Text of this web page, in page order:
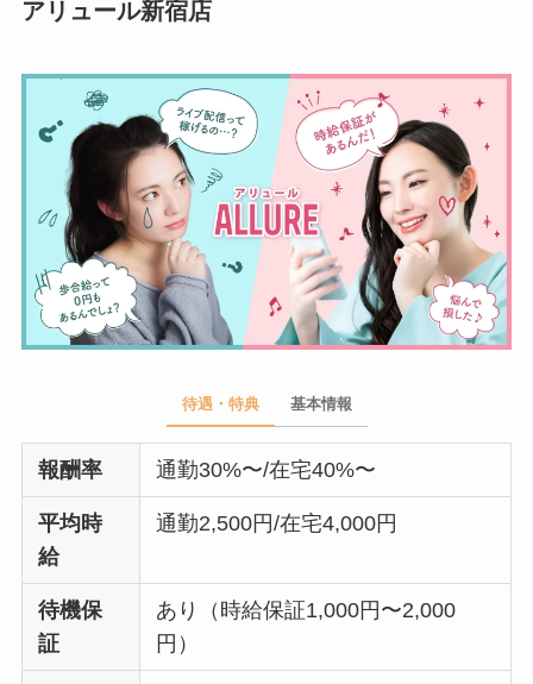
アリュール新宿店
待遇・特典 基本情報
報酬率 通勤30%〜/在宅40%〜
平均時
給
通勤2,500円/在宅4,000円
待機保
証
あり（時給保証1,000円〜2,000
円）